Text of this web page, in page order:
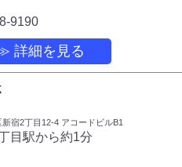
9190
詳細を見る
宿2丁目12-4 アコードビルB1
目駅から約1分